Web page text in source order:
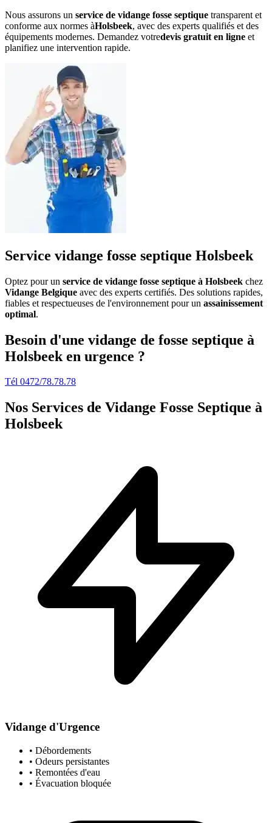
Nous assurons un service de vidange fosse septique transparent et
conforme aux normes àHolsbeek, avec des experts qualifiés et des
équipements modernes. Demandez votredevis gratuit en ligne et
planifiez une intervention rapide.
Service vidange fosse septique Holsbeek
Optez pour un service de vidange fosse septique à Holsbeek chez
Vidange Belgique avec des experts certifiés. Des solutions rapides,
fiables et respectueuses de l'environnement pour un assainissement
optimal.
Besoin d'une vidange de fosse septique à
Holsbeek en urgence ?
Tél 0472/78.78.78
Nos Services de Vidange Fosse Septique à
Holsbeek
Vidange d'Urgence
• Débordements
• Odeurs persistantes
• Remontées d'eau
• Évacuation bloquée